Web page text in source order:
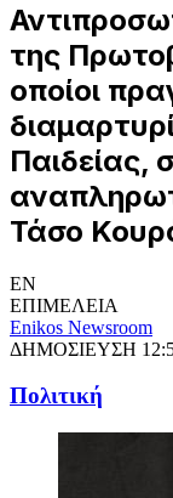
της
οποίοι
Παιδείας,
Τάσο
EN
ΕΠΙΜΕΛΕΙΑ
Enikos Newsroom
ΔΗΜΟΣΙΕΥΣΗ
Πολιτική